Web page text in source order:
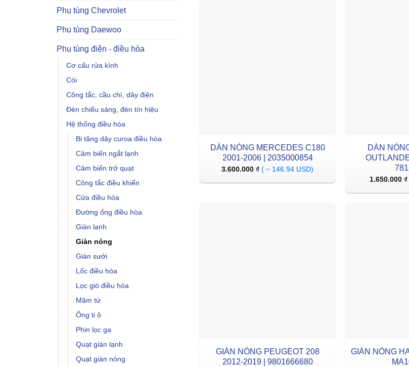
Phụ tùng Chevrolet
Phụ tùng Daewoo
Phụ tùng điện - điều hòa
Cơ cấu rửa kính
Còi
Công tắc, cầu chì, dây điện
Đèn chiếu sáng, đèn tín hiệu
Hệ thống điều hòa
Bi tăng dây curoa điều hòa
Cảm biến ngắt lạnh
Cảm biến trở quạt
Công tắc điều khiển
Cửa điều hòa
Đường ống điều hòa
Giàn lạnh
Giàn nóng
Giàn sưởi
Lốc điều hòa
Lọc gió điều hòa
Mâm từ
Ống ti ô
Phin lọc ga
Quạt giàn lạnh
Quạt giàn nóng
DÀN NÓNG MERCEDES C180
2001-2006 | 2035000854
3.600.000₫ ( ~ 146.94 USD)
DÀN
1.650.000₫
GIÀN NÓNG PEUGEOT 208
2012-2019 | 9801666680
GIÀN NÓNG